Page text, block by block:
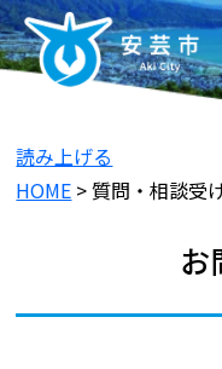
読み上げる
HOME > 質問・相談受
お